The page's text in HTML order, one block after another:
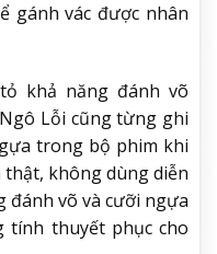
gánh vác được nhân
khả năng đánh võ
Lỗi cũng từng ghi
trong bộ phim khi
không dùng diễn
đánh võ và cưỡi ngựa
tính thuyết phục cho